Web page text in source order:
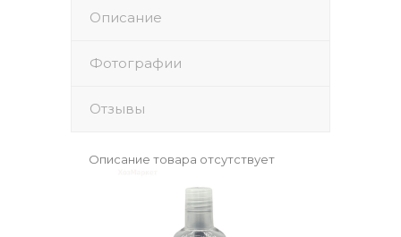
Описание
Фотографии
Отзывы
Описание товара отсутствует